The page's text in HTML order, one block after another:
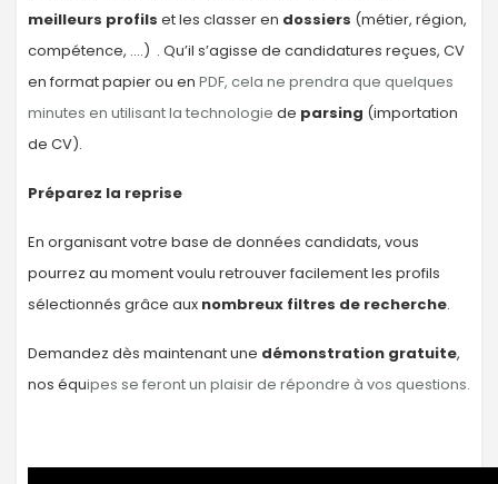
meilleurs profils et les classer en dossiers (métier, région,
compétence, ….) . Qu’il s’agisse de candidatures reçues, CV
en format papier ou en PDF, cela ne prendra que quelques
minutes en utilisant la technologie de parsing (importation
de CV).
Préparez la reprise
En organisant votre base de données candidats, vous
pourrez au moment voulu retrouver facilement les profils
sélectionnés grâce aux nombreux filtres de recherche.
Demandez dès maintenant une démonstration gratuite,
nos équipes se feront un plaisir de répondre à vos questions.